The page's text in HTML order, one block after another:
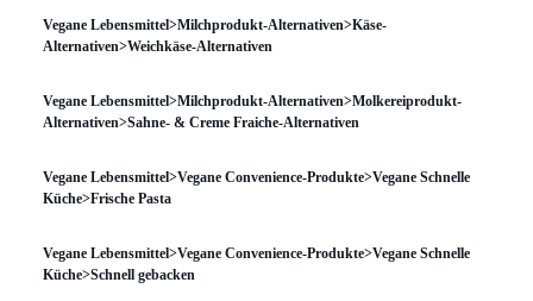
Vegane Lebensmittel>Milchprodukt-Alternativen>Käse-
Alternativen>Weichkäse-Alternativen
Vegane Lebensmittel>Milchprodukt-Alternativen>Molkereiprodukt-
Alternativen>Sahne- & Creme Fraiche-Alternativen
Vegane Lebensmittel>Vegane Convenience-Produkte>Vegane Schnelle
Küche>Frische Pasta
Vegane Lebensmittel>Vegane Convenience-Produkte>Vegane Schnelle
Küche>Schnell gebacken